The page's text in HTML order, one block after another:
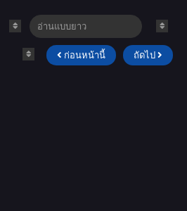
ก่อนหน้านี้ ถัดไป